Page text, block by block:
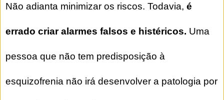
Não adianta minimizar os riscos. Todavia, é
errado criar alarmes falsos e histéricos. Uma
pessoa que não tem predisposição à
esquizofrenia não irá desenvolver a patologia por